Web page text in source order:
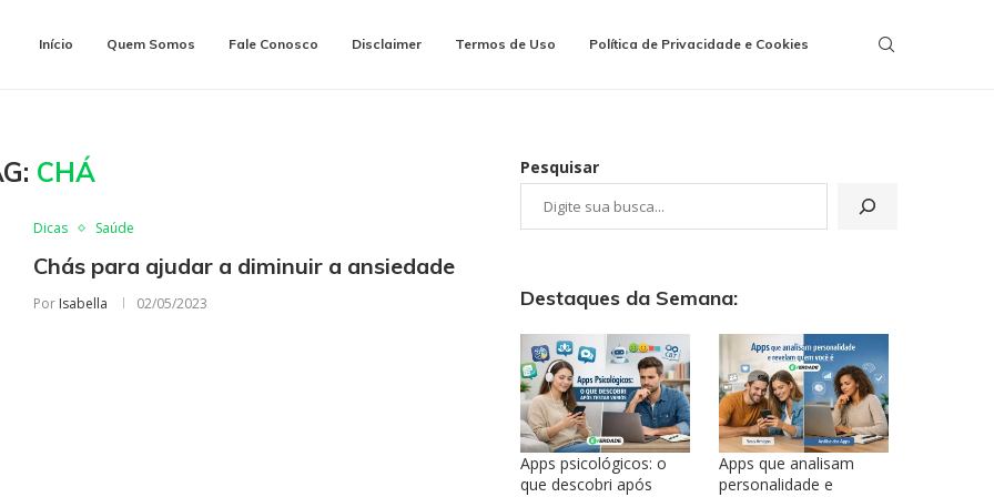
Início Quem Somos Fale Conosco Disclaimer Termos de Uso Política de Privacidade e Cookies
CHÁ
Dicas Saúde
Chás para ajudar a diminuir a ansiedade
Por Isabella 02/05/2023
Pesquisar
Destaques da Semana:
Apps psicológicos: o
que descobri após
Apps que analisam
personalidade e